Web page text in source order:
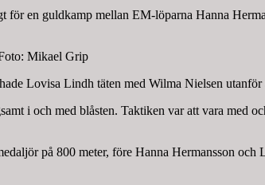
för en guldkamp mellan EM-löparna Hanna
Mikael Grip
Lovisa Lindh täten med Wilma Nielsen
i och med blåsten. Taktiken var att vara med
på 800 meter, före Hanna Hermansson